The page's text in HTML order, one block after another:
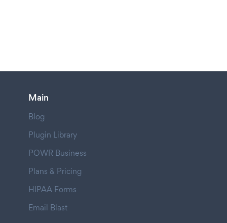
Main
Blog
Plugin Library
POWR Business
Plans & Pricing
HIPAA Forms
Email Blast